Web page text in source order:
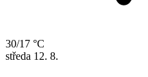
30/17 °C
středa 12. 8.